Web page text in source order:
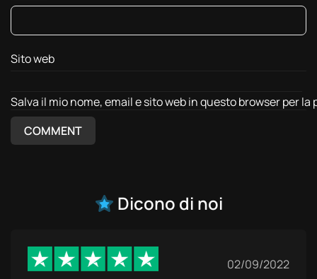
Sito web
Salva il mio nome, email e sito web in questo browser per
Dicono di noi
02/09/2022